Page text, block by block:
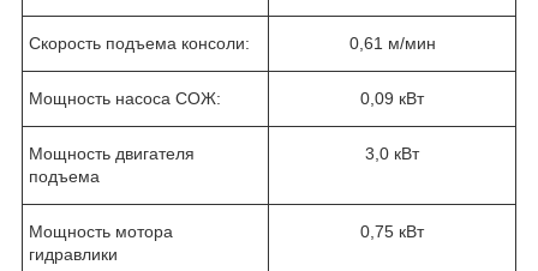
Скорость подъема консоли: 0,61 м/мин
Мощность насоса СОЖ: 0,09 кВт
Мощность двигателя
подъема
3,0 кВт
Мощность мотора
гидравлики
0,75 кВт